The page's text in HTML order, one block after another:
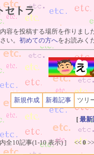
セトラ
容を投稿する場所を作りまし
い。 初めての方へをお読みく
新規作成 新着記事 ツリ
[ 最新
全10記事(1-10 表示) ] <<0>>